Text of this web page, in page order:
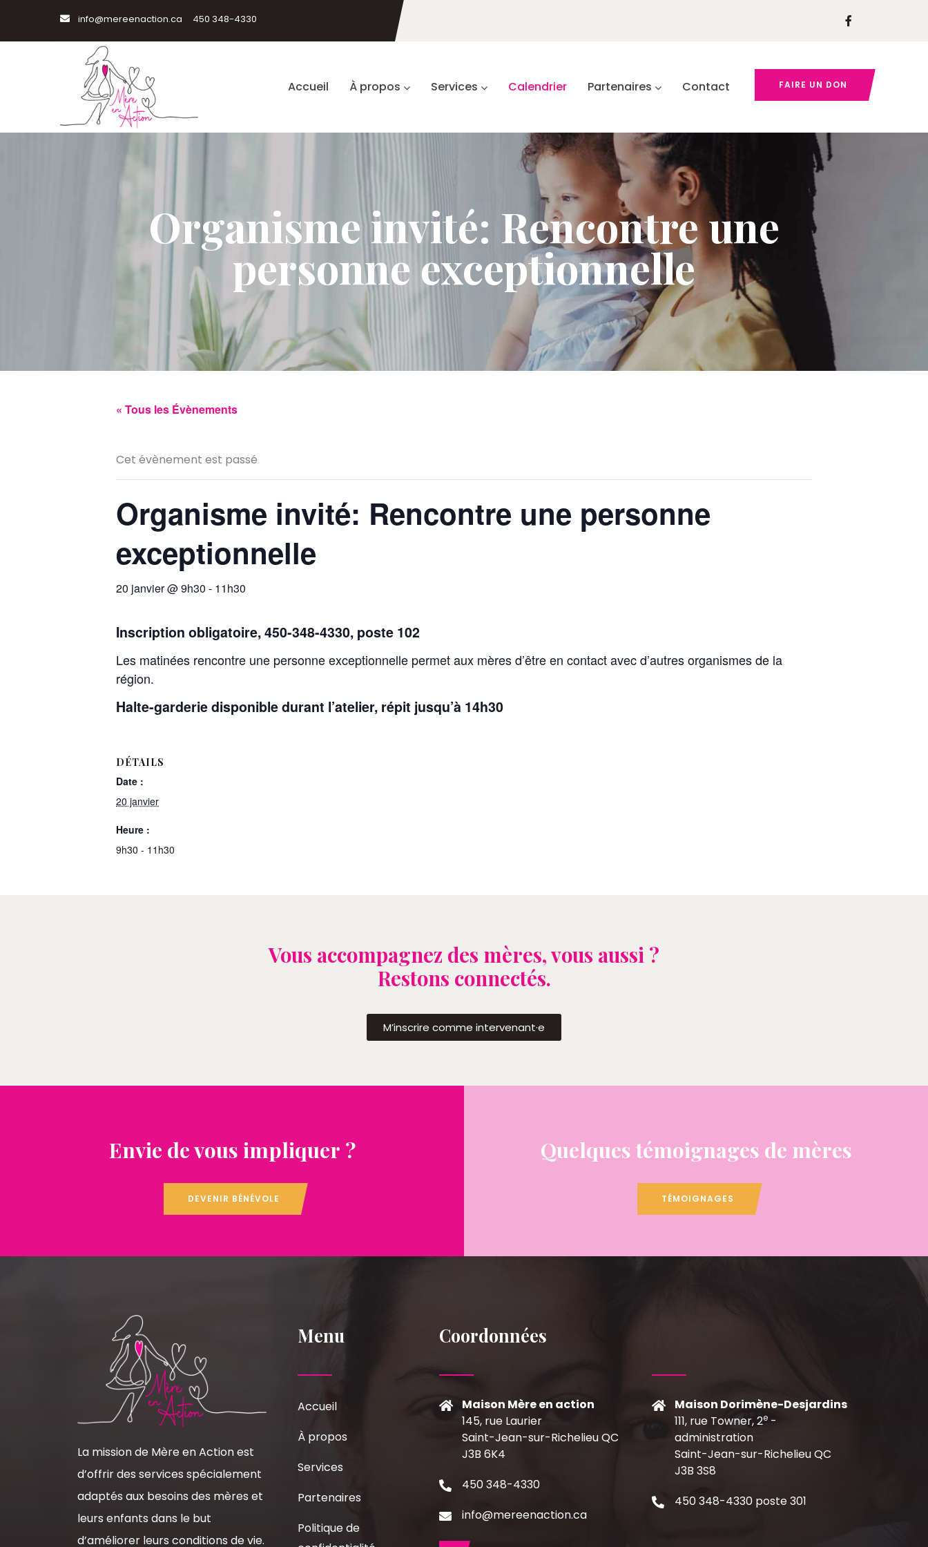
info@mereenaction.ca 450 348-4330
Accueil À propos Services Calendrier Partenaires Contact FAIRE UN DON
Organisme invité: Rencontre une
personne exceptionnelle
« Tous les Évènements
Cet évènement est passé
Organisme invité: Rencontre une personne
exceptionnelle
20 janvier @ 9h30 - 11h30
Inscription obligatoire, 450-348-4330, poste 102
Les matinées rencontre une personne exceptionnelle permet aux mères d’être en contact avec d’autres organismes de la
région.
Halte-garderie disponible durant l’atelier, répit jusqu’à 14h30
DÉTAILS
Date :
20 janvier
Heure :
9h30 - 11h30
Vous accompagnez des mères, vous aussi ?
Restons connectés.
M’inscrire comme intervenant·e
Envie de vous impliquer ?
DEVENIR BÉNÉVOLE
Quelques témoignages de mères
TÉMOIGNAGES
La mission de Mère en Action est
d’offrir des services spécialement
adaptés aux besoins des mères et
leurs enfants dans le but
d’améliorer leurs conditions de vie.
Menu
Accueil
À propos
Services
Partenaires
Politique de
Coordonnées
Maison Mère en action
145, rue Laurier
Saint-Jean-sur-Richelieu QC
J3B 6K4
450 348-4330
info@mereenaction.ca
Maison Dorimène-Desjardins
111, rue Towner, 2e -
administration
Saint-Jean-sur-Richelieu QC
J3B 3S8
450 348-4330 poste 301